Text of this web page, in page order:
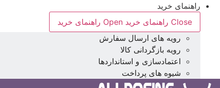
راهنمای خرید
Close راهنمای خرید
Open راهنمای خرید
رویه های ارسال سفارش
رویه بازگردانی کالا
اعتمادسازی و استانداردها
شیوه های پرداخت